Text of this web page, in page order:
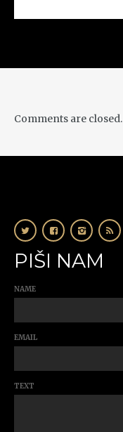
Comments are closed.
PIŠI NAM
NAME
EMAIL
TEXT